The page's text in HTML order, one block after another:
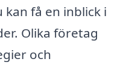
få en inblick i
Olika företag
och